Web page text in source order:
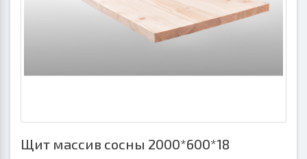
Щит массив сосны 2000*600*18